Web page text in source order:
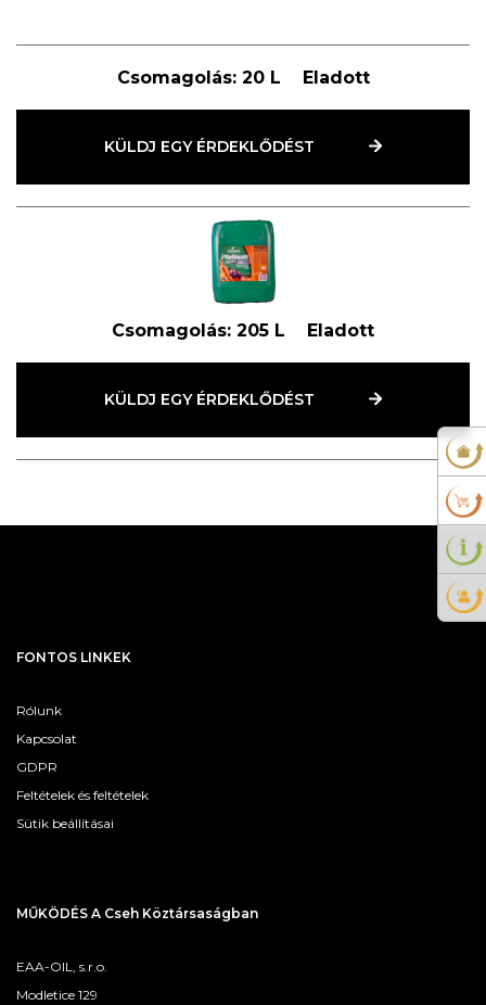
Csomagolás:20 L Eladott
KÜLDJ EGY ÉRDEKLŐDÉST
Csomagolás: 205 L Eladott
KÜLDJ EGY ÉRDEKLŐDÉST
FONTOS LINKEK
Rólunk
Kapcsolat
GDPR
Feltételek és feltételek
Sütik beállításai
MŰKÖDÉS A Cseh Köztársaságban
EAA-OIL, s.r.o.
Modletice 129